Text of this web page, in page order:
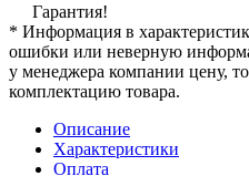
Гарантия!
* Информация в
ошибки или неверную
у менеджера компании цену,
комплектацию товара.
Описание
Характеристики
Оплата